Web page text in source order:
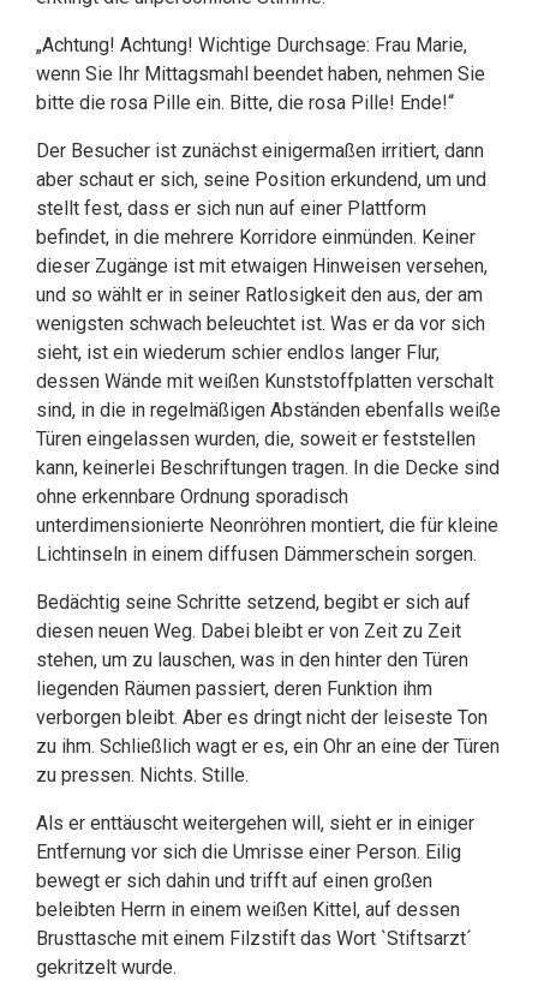
„Achtung! Achtung! Wichtige Durchsage: Frau Marie,
wenn Sie Ihr Mittagsmahl beendet haben, nehmen Sie
bitte die rosa Pille ein. Bitte, die rosa Pille! Ende!“
Der Besucher ist zunächst einigermaßen irritiert, dann
aber schaut er sich, seine Position erkundend, um und
stellt fest, dass er sich nun auf einer Plattform
befindet, in die mehrere Korridore einmünden. Keiner
dieser Zugänge ist mit etwaigen Hinweisen versehen,
und so wählt er in seiner Ratlosigkeit den aus, der am
wenigsten schwach beleuchtet ist. Was er da vor sich
sieht, ist ein wiederum schier endlos langer Flur,
dessen Wände mit weißen Kunststoffplatten verschalt
sind, in die in regelmäßigen Abständen ebenfalls weiße
Türen eingelassen wurden, die, soweit er feststellen
kann, keinerlei Beschriftungen tragen. In die Decke sind
ohne erkennbare Ordnung sporadisch
unterdimensionierte Neonröhren montiert, die für kleine
Lichtinseln in einem diffusen Dämmerschein sorgen.
Bedächtig seine Schritte setzend, begibt er sich auf
diesen neuen Weg. Dabei bleibt er von Zeit zu Zeit
stehen, um zu lauschen, was in den hinter den Türen
liegenden Räumen passiert, deren Funktion ihm
verborgen bleibt. Aber es dringt nicht der leiseste Ton
zu ihm. Schließlich wagt er es, ein Ohr an eine der Türen
zu pressen. Nichts. Stille.
Als er enttäuscht weitergehen will, sieht er in einiger
Entfernung vor sich die Umrisse einer Person. Eilig
bewegt er sich dahin und trifft auf einen großen
beleibten Herrn in einem weißen Kittel, auf dessen
Brusttasche mit einem Filzstift das Wort `Stiftsarzt´
gekritzelt wurde.